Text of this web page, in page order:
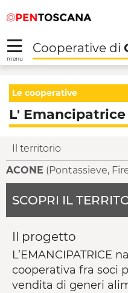
Saut au contenu principal
alal
menu
Cooperative di
L'
Le cooperative
L' Emancipatrice
Il territorio
ACONE (Pontassieve,
SCOPRI IL
Il progetto
L’EMANCIPATRICE
cooperativa fra soci
vendita di generi